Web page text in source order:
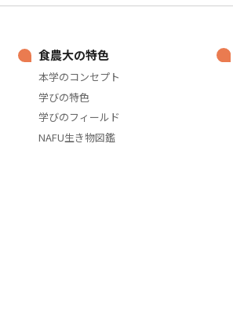
食農大の特色
本学のコンセプト
学びの特色
学びのフィールド
NAFU生き物図鑑